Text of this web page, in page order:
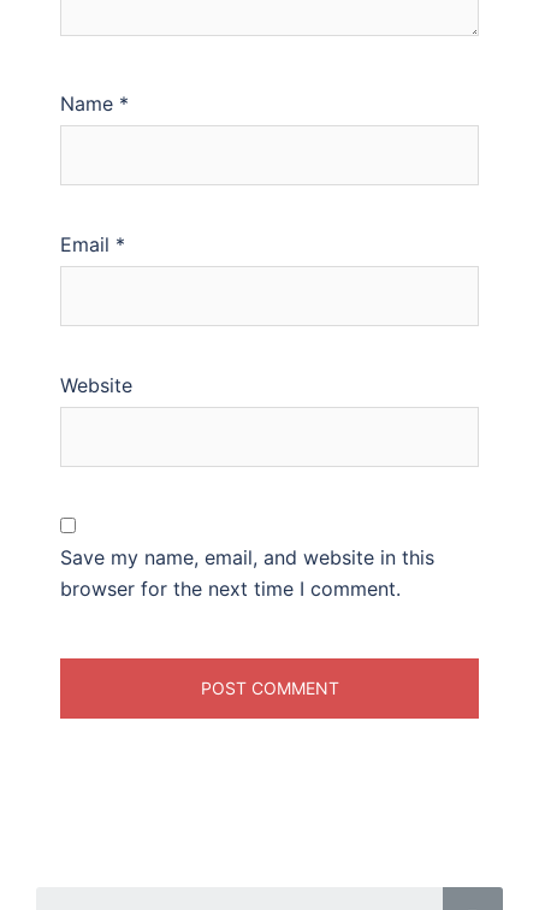
Name *
Email *
Website
Save my name, email, and website in this
browser for the next time I comment.